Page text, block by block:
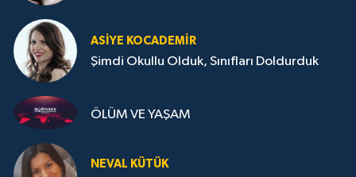
ASIYE KOCADEMİR
Şimdi Okullu Olduk, Sınıfları Doldurduk
ÖLÜM VE YAŞAM
NEVAL KÜTÜK